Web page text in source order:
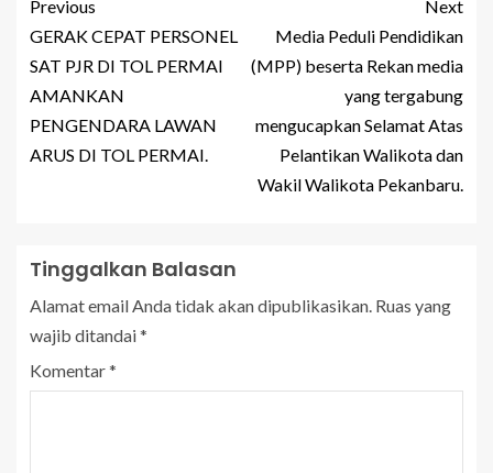
Previous
GERAK CEPAT PERSONEL
SAT PJR DI TOL PERMAI
AMANKAN
PENGENDARA LAWAN
ARUS DI TOL PERMAI.
Next
Media Peduli Pendidikan
(MPP) beserta Rekan media
yang tergabung
mengucapkan Selamat Atas
Pelantikan Walikota dan
Wakil Walikota Pekanbaru.
Tinggalkan Balasan
Alamat email Anda tidak akan dipublikasikan. Ruas yang
wajib ditandai*
Komentar*